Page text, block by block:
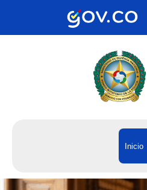
contenido
Inicio